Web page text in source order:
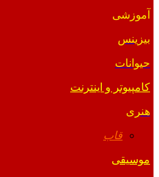
آموزشی
بیزینس
حیوانات
کامپیوتر و اینترنت
هنری
قاب
موسیقی